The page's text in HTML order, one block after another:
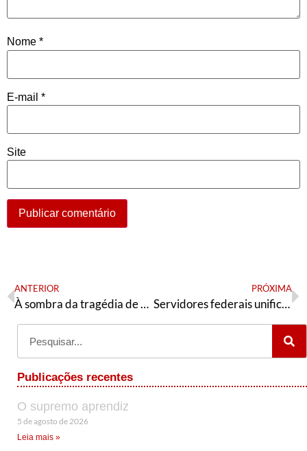
Nome *
E-mail *
Site
ANTERIOR
À sombra da tragédia de Mariana
PRÓXIMA
Servidores federais unificados em defesa do serviço público e da democracia
Publicações recentes
O supremo aprendiz
5 de agosto de 2026
Leia mais »